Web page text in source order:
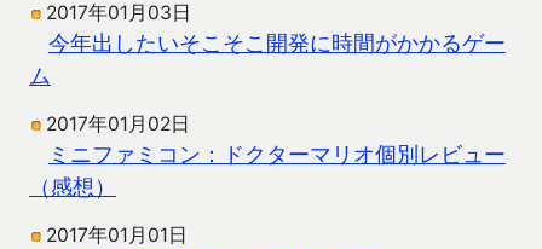
2017年01月03日
今年出したいそこそこ開発に時間がかかるゲー
ム
2017年01月02日
ミニファミコン：ドクターマリオ個別レビュー
（感想）
2017年01月01日